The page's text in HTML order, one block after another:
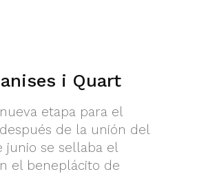
i Quart
etapa para el
de la unión del
junio se sellaba el
el beneplácito de